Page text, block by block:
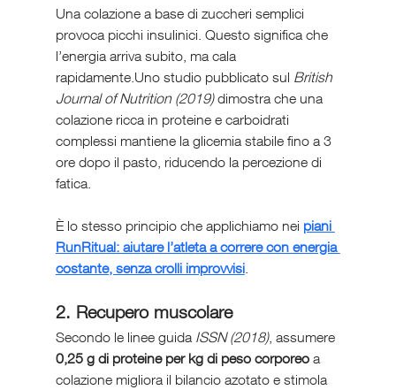
Una colazione a base di zuccheri semplici
provoca picchi insulinici. Questo significa che
l’energia arriva subito, ma cala
rapidamente.Uno studio pubblicato sul British
Journal of Nutrition (2019) dimostra che una
colazione ricca in proteine e carboidrati
complessi mantiene la glicemia stabile fino a 3
ore dopo il pasto, riducendo la percezione di
fatica.
È lo stesso principio che applichiamo nei piani
RunRitual: aiutare l’atleta a correre con energia
costante, senza crolli improvvisi.
2. Recupero muscolare
Secondo le linee guida ISSN (2018), assumere
0,25 g di proteine per kg di peso corporeo a
colazione migliora il bilancio azotato e stimola